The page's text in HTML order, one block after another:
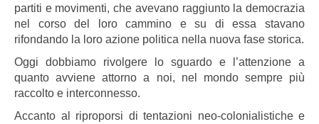
partiti e movimenti, che avevano raggiunto la democrazia
nel corso del loro cammino e su di essa stavano
rifondando la loro azione politica nella nuova fase storica.
Oggi dobbiamo rivolgere lo sguardo e l’attenzione a
quanto avviene attorno a noi, nel mondo sempre più
raccolto e interconnesso.
Accanto al riproporsi di tentazioni neo-colonialistiche e